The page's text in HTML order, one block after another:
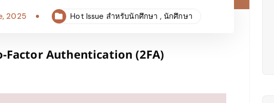
2025 Hot Issue สำหรับนักศึกษา , นักศึกษา
Factor Authentication (2FA)